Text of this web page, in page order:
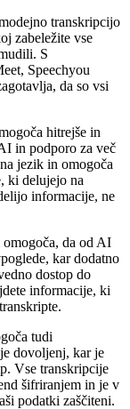
transkripcijo
zabeležite vse
S
Speechyou
da so vsi
hitrejše in
in podporo za več
jezik in omogoča
ki delujejo na
informacije, ne
da od AI
kar dodatno
dostop do
informacije, ki
tudi
dovoljenj, kar je
Vse transkripcije
šifriranjem in je v
podatki zaščiteni.